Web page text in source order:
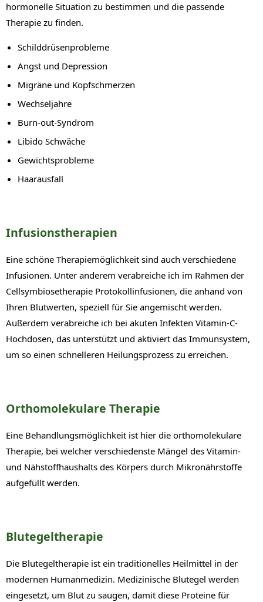
hormonelle Situation zu bestimmen und die passende
Therapie zu finden.
Schilddrüsenprobleme
Angst und Depression
Migräne und Kopfschmerzen
Wechseljahre
Burn-out-Syndrom
Libido Schwäche
Gewichtsprobleme
Haarausfall
Infusionstherapien
Eine schöne Therapiemöglichkeit sind auch verschiedene
Infusionen. Unter anderem verabreiche ich im Rahmen der
Cellsymbiosetherapie Protokollinfusionen, die anhand von
Ihren Blutwerten, speziell für Sie angemischt werden.
Außerdem verabreiche ich bei akuten Infekten Vitamin-C-
Hochdosen, das unterstützt und aktiviert das Immunsystem,
um so einen schnelleren Heilungsprozess zu erreichen.
Orthomolekulare Therapie
Eine Behandlungsmöglichkeit ist hier die orthomolekulare
Therapie, bei welcher verschiedenste Mängel des Vitamin-
und Nähstoffhaushalts des Körpers durch Mikronährstoffe
aufgefüllt werden.
Blutegeltherapie
Die Blutegeltherapie ist ein traditionelles Heilmittel in der
modernen Humanmedizin. Medizinische Blutegel werden
eingesetzt, um Blut zu saugen, damit diese Proteine für